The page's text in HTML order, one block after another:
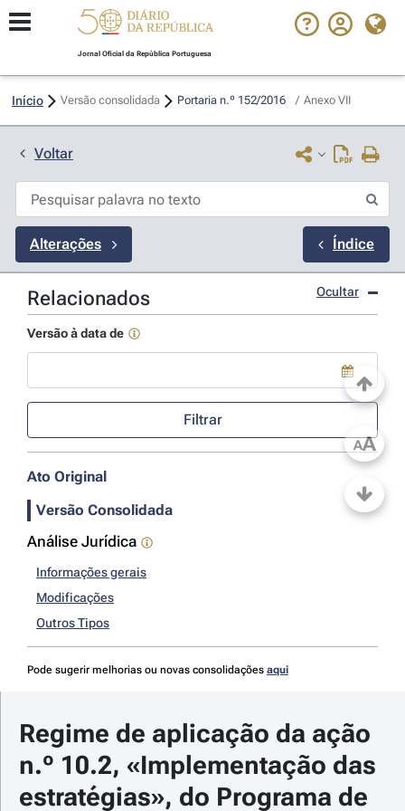
Jornal Oficial da República Portuguesa
Início Versão consolidada Portaria n.º 152/2016 / Anexo VII
Voltar
Alterações Índice
Relacionados Ocultar
Versão à data de
Use a tecla de seta para baixo para abrir o calendário; Use as
Filtrar
Ato Original
Versão Consolidada
Análise Jurídica
Informações gerais
Modificações
Outros Tipos
Pode sugerir melhorias ou novas consolidações aqui
Regime de aplicação da ação
n.º 10.2, «Implementação das
estratégias», do Programa de
AA